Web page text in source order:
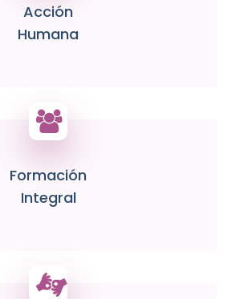
Acción
Humana
Formación
Integral